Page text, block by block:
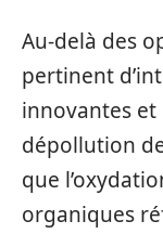
Au‑delà des
pertinent
innovantes
dépollution
que
organiques